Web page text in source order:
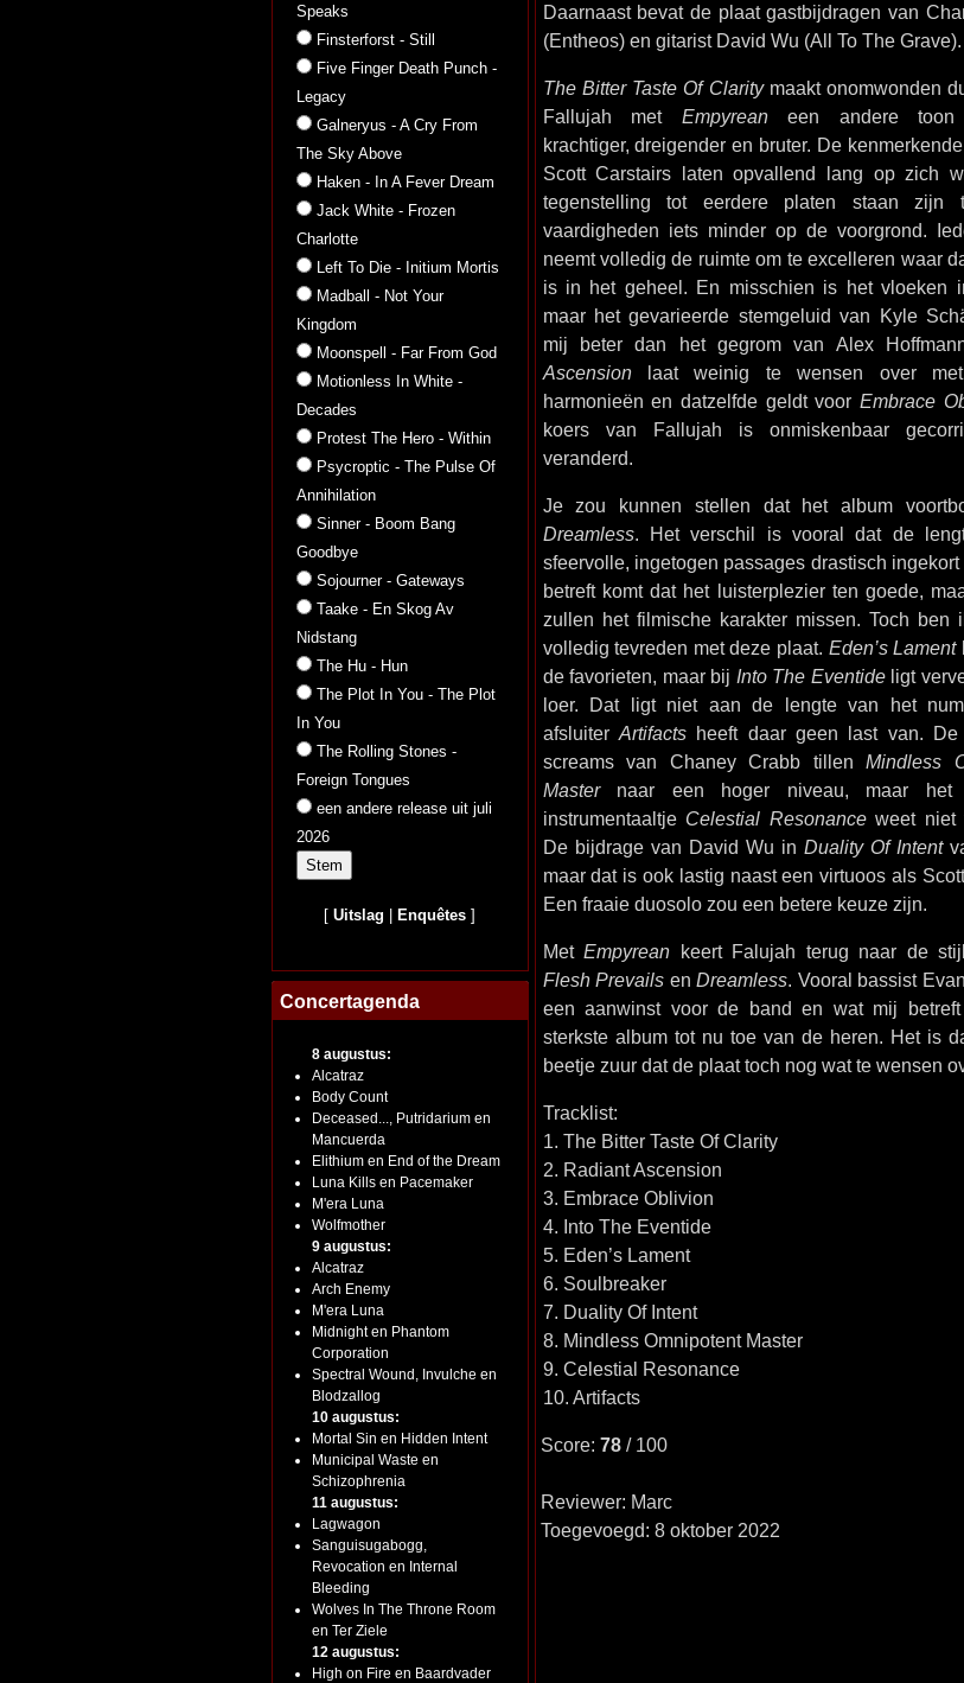
Speaks
Finsterforst - Still
Five Finger Death Punch -
Legacy
Galneryus - A Cry From
The Sky Above
Haken - In A Fever Dream
Jack White - Frozen
Charlotte
Left To Die - Initium Mortis
Madball - Not Your
Kingdom
Moonspell - Far From God
Motionless In White -
Decades
Protest The Hero - Within
Psycroptic - The Pulse Of
Annihilation
Sinner - Boom Bang
Goodbye
Sojourner - Gateways
Taake - En Skog Av
Nidstang
The Hu - Hun
The Plot In You - The Plot
In You
The Rolling Stones -
Foreign Tongues
een andere release uit juli
2026
[Uitslag Enquêtes ]
Concertagenda
8 augustus:
Alcatraz
Body Count
Deceased..., Putridarium en
Mancuerda
Elithium en End of the Dream
Luna Kills en Pacemaker
M'era Luna
Wolfmother
9 augustus:
Alcatraz
Arch Enemy
M'era Luna
Midnight en Phantom
Corporation
Spectral Wound, Invulche en
Blodzallog
10 augustus:
Mortal Sin en Hidden Intent
Municipal Waste en
Schizophrenia
11 augustus:
Lagwagon
Sanguisugabogg,
Revocation en Internal
Bleeding
Wolves In The Throne Room
en Ter Ziele
12 augustus:
High on Fire en Baardvader
Daarnaast bevat de plaat gastbijdragen van
(Entheos) en gitarist David Wu (All To The Grave).
The Bitter Taste Of Claritymaakt onomwonden
Fallujah met Empyreaneen andere toon
krachtiger, dreigender en bruter. De
Scott Carstairs laten opvallend lang op zich
tegenstelling tot eerdere platen staan zijn
vaardigheden iets minder op de voorgrond.
neemt volledig de ruimte om te excelleren waar
is in het geheel. En misschien is het vloeken
maar het gevarieerde stemgeluid van Kyle
mij beter dan het gegrom van Alex
Ascensionlaat weinig te wensen over met
harmonieën en datzelfde geldt voorEmbrace
koers van Fallujah is onmiskenbaar
veranderd.
Je zou kunnen stellen dat het album
Dreamless. Het verschil is vooral dat de
sfeervolle, ingetogen passages drastisch ingekort
betreft komt dat het luisterplezier ten goede,
zullen het filmische karakter missen. Toch ben
volledig tevreden met deze plaat. Eden’s Lament
de favorieten, maar bij Into The Eventideligt
loer. Dat ligt niet aan de lengte van het
afsluiter Artifactsheeft daar geen last van. De
screams van Chaney Crabb tillen Mindless
Masternaar een hoger niveau, maar het
instrumentaaltje Celestial Resonanceweet niet
De bijdrage van David Wu inDuality Of Intent
maar dat is ook lastig naast een virtuoos als
Een fraaie duosolo zou een betere keuze zijn.
MetEmpyrean keert Falujah terug naar de
Flesh Prevails en Dreamless. Vooral bassist
een aanwinst voor de band en wat mij
sterkste album tot nu toe van de heren. Het is
beetje zuur dat de plaat toch nog wat te wensen
Tracklist:
1. The Bitter Taste Of Clarity
2. Radiant Ascension
3. Embrace Oblivion
4. Into The Eventide
5. Eden’s Lament
6. Soulbreaker
7. Duality Of Intent
8. Mindless Omnipotent Master
9. Celestial Resonance
10. Artifacts
Score: 78/ 100
Reviewer: Marc
Toegevoegd: 8 oktober 2022